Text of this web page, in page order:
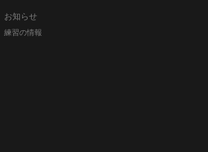
お知らせ
練習の情報